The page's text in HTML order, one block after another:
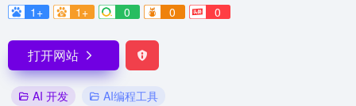
1+
1+ 0 0 0
打开网站
AI 开发 AI编程工具